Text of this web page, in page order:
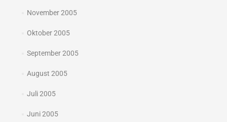
November 2005
Oktober 2005
September 2005
August 2005
Juli 2005
Juni 2005